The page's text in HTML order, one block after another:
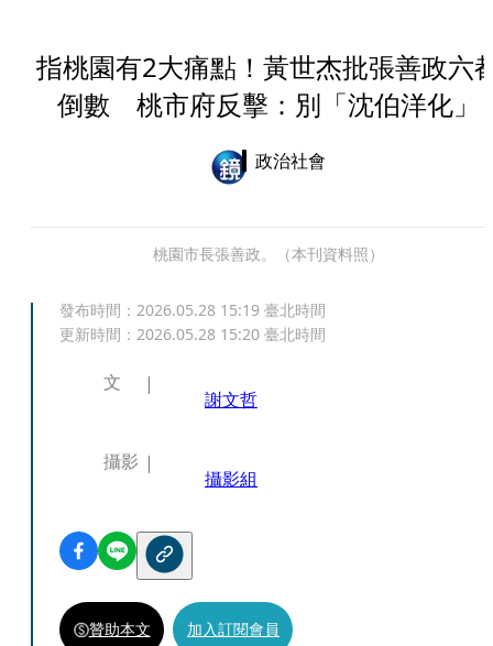
指桃園有2大痛點！黃世杰批張善政六
倒數 桃市府反擊：別「沈伯洋化」
政治社會
桃園市長張善政。（本刊資料照）
發布時間： 2026.05.28 15:19 臺北時間
更新時間： 2026.05.28 15:20 臺北時間
文
謝文哲
攝影
攝影組
贊助本文 加入訂閱會員